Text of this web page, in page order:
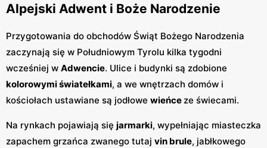
Alpejski Adwent i Boże Narodzenie
Przygotowania do obchodów Świąt Bożego Narodzenia
zaczynają się w Południowym Tyrolu kilka tygodni
wcześniej w Adwencie. Ulice i budynki są zdobione
kolorowymi światełkami, a we wnętrzach domów i
kościołach ustawiane są jodłowe wieńceze świecami.
Na rynkach pojawiają się jarmarki, wypełniając miasteczka
zapachem grzańca zwanego tutaj vin brule, jabłkowego